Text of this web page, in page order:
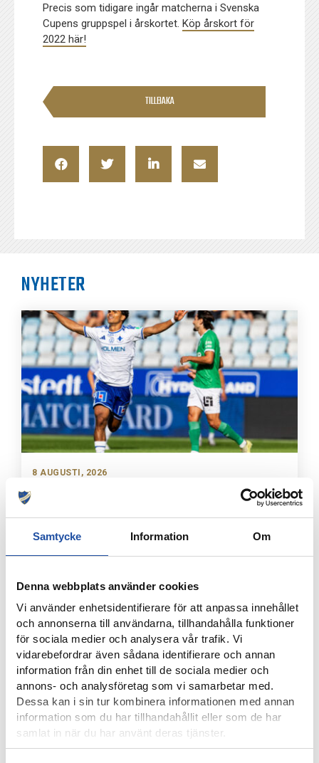
Samtycke Information Om
Denna webbplats använder cookies
Vi använder enhetsidentifierare för att anpassa innehållet
och annonserna till användarna, tillhandahålla funktioner
för sociala medier och analysera vår trafik. Vi
vidarebefordrar även sådana identifierare och annan
information från din enhet till de sociala medier och
annons- och analysföretag som vi samarbetar med.
Dessa kan i sin tur kombinera informationen med annan
information som du har tillhandahållit eller som de har
samlat in när du har använt deras tjänster.
Precis som tidigare ingår matcherna i Svenska
Cupens gruppspel i årskortet.Köp årskort för
2022 här!
TILLBAKA
NYHETER
8 AUGUSTI, 2026
NOELS STORA SHOW I 3-0-SEGERN – “OTROLIG KÄNSLA
8 AUGUSTI, 2026
IFK-TRUPPEN MOT IK BRAGE